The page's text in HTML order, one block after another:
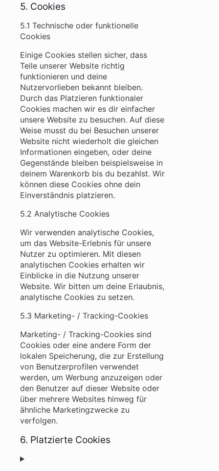
5. Cookies
5.1 Technische oder funktionelle
Cookies
Einige Cookies stellen sicher, dass
Teile unserer Website richtig
funktionieren und deine
Nutzervorlieben bekannt bleiben.
Durch das Platzieren funktionaler
Cookies machen wir es dir einfacher
unsere Website zu besuchen. Auf diese
Weise musst du bei Besuchen unserer
Website nicht wiederholt die gleichen
Informationen eingeben, oder deine
Gegenstände bleiben beispielsweise in
deinem Warenkorb bis du bezahlst. Wir
können diese Cookies ohne dein
Einverständnis platzieren.
5.2 Analytische Cookies
Wir verwenden analytische Cookies,
um das Website-Erlebnis für unsere
Nutzer zu optimieren. Mit diesen
analytischen Cookies erhalten wir
Einblicke in die Nutzung unserer
Website. Wir bitten um deine Erlaubnis,
analytische Cookies zu setzen.
5.3 Marketing- / Tracking-Cookies
Marketing- / Tracking-Cookies sind
Cookies oder eine andere Form der
lokalen Speicherung, die zur Erstellung
von Benutzerprofilen verwendet
werden, um Werbung anzuzeigen oder
den Benutzer auf dieser Website oder
über mehrere Websites hinweg für
ähnliche Marketingzwecke zu
verfolgen.
6. Platzierte Cookies